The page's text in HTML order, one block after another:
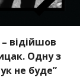
відійшов
Одну з
не буде”